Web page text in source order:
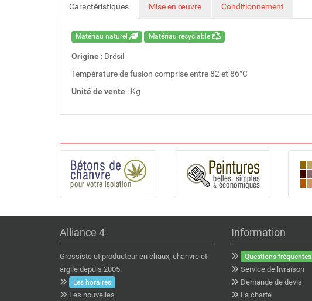
Caractéristiques Mise en œuvre Conditionnement
Matériau naturel Matériau recyclable
Origine : Brésil
Température de fusion comprise entre 82 et 86°C
Unité de vente : Kg
Alliance 4
Grossiste et producteur en chaux, chanvre et
argile depuis 2005.
Les horaires
Les nouvelles
Information
Questions fréquentes
Service de livraison
Demande de devis
La charte